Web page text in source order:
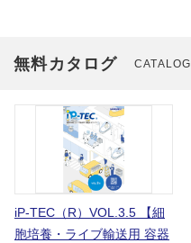
無料カタログ CATALOG
iP-TEC（R）VOL.3.5 【細
胞培養・ライブ輸送用 容器